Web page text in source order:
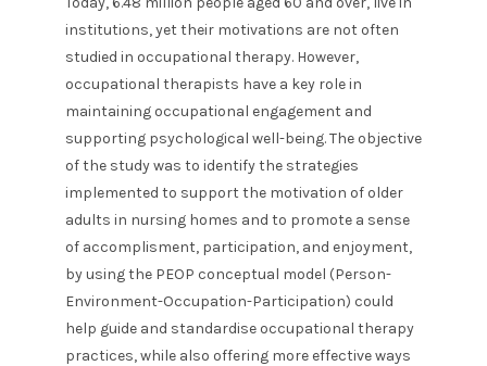
institutions, yet their motivations are not often
studied in occupational therapy. However,
occupational therapists have a key role in
maintaining occupational engagement and
supporting psychological well-being. The objective
of the study was to identify the strategies
implemented to support the motivation of older
adults in nursing homes and to promote a sense
of accomplisment, participation, and enjoyment,
by using the PEOP conceptual model (Person-
Environment-Occupation-Participation) could
help guide and standardise occupational therapy
practices, while also offering more effective ways